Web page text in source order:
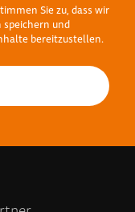
Sie zu, dass wir
speichern und
bereitzustellen.